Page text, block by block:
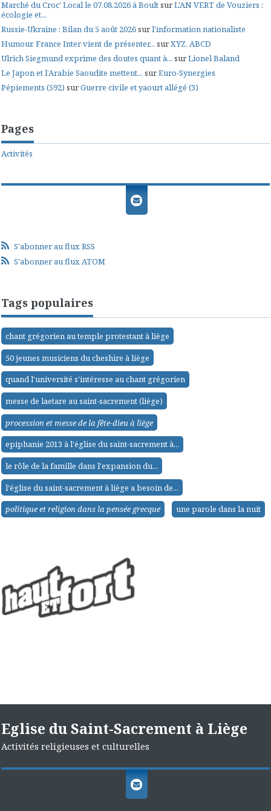
Marché du Croc' Local le 07.08.2026 à BoultsurL'AN VERT de Vouziers :
écologie et...
Russie-Ukraine : Bilan du 5 août 2026surl'information nationaliste
Humour. France Inter vient de présenter... surXYZ, ABCD
Ulrich Siegmund exprime des doutes quant à... surLionel Baland
Le Japon et l’Arabie Saoudite mettent... surEuro-Synergies
Pépiements (592) surGuerre civile et yaourt allégé (3)
Pages
Activités
S'abonner au flux RSS
S'abonner au flux ATOM
Tags populaires
chant grégorien au temple protestant à liège
50 jeunes musiciens du cheshire à liège
quand l'université s'intéresse au chant grégorien
messe de laetare au saint-sacrement (liège)
procession et messe de la fête-dieu à liège
epiphanie 2013 à l'église du saint-sacrement à...
le rôle de la famille dans l'expansion du...
l'église du saint-sacrement à liège a besoin de...
politique et religion dans la pensée grecque
une parole dans la nuit
Eglise du Saint-Sacrement à Liège
Activités religieuses et culturelles